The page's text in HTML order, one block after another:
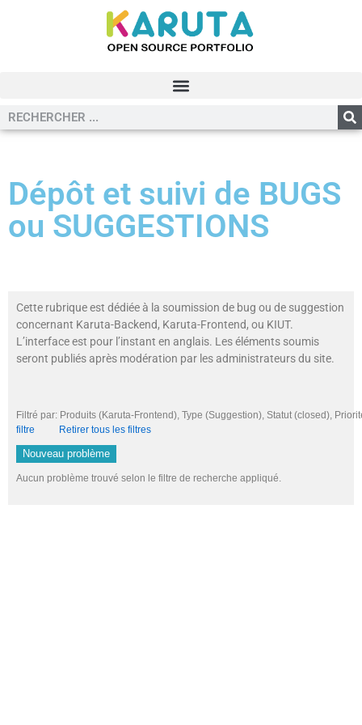
Dépôt et suivi de BUGS
ou SUGGESTIONS
Cette rubrique est dédiée à la soumission de bug ou de suggestion
concernant Karuta-Backend, Karuta-Frontend, ou KIUT.
L’interface est pour l’instant en anglais. Les éléments soumis
seront publiés après modération par les administrateurs du site.
Filtré par: Produits (Karuta-Frontend), Type (Suggestion), Statut (closed),
filtre
Retirer tous les filtres
Nouveau problème
Aucun problème trouvé selon le filtre de recherche appliqué.